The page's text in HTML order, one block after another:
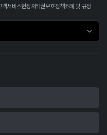
객서비스헌장저작권보호정책조례 및 규정